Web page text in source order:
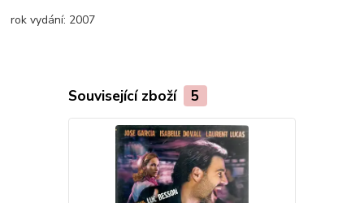
rok vydání: 2007
Související zboží 5